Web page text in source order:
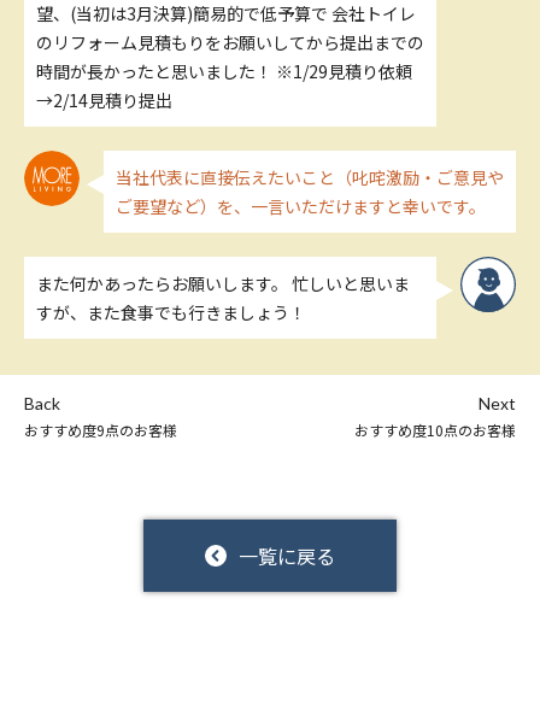
望、(当初は3月決算)簡易的で低予算で 会社トイレ
のリフォーム見積もりをお願いしてから提出までの
時間が長かったと思いました！ ※1/29見積り依頼
→2/14見積り提出
当社代表に直接伝えたいこと（叱咤激励・ご意見や
ご要望など）を、一言いただけますと幸いです。
また何かあったらお願いします。 忙しいと思いま
すが、また食事でも行きましょう！
Back
おすすめ度9点のお客様
一覧に戻る
Next
おすすめ度10点のお客様